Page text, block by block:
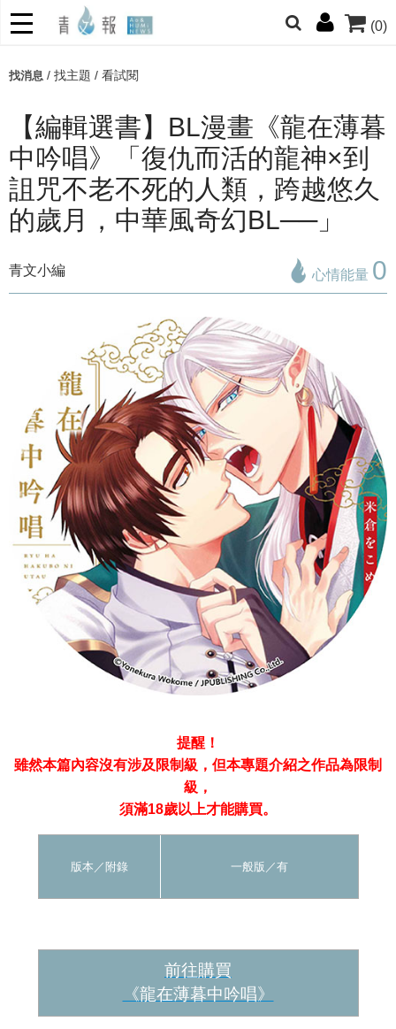
(0)
朋友們，提高警覺！
找消息 / 找主題 / 看試閱
【編輯選書】BL漫畫《龍在薄暮
中吟唱》「復仇而活的龍神×到
詛咒不老不死的人類，跨越悠久
的歲月，中華風奇幻BL──」
青文小編 心情能量 0
提醒！
雖然本篇內容沒有涉及限制級，但本專題介紹之作品為限制
級，
須滿18歲以上才能購買。
版本／ 附錄 一般版 ／有
前往購買
《龍在薄暮中吟唱》